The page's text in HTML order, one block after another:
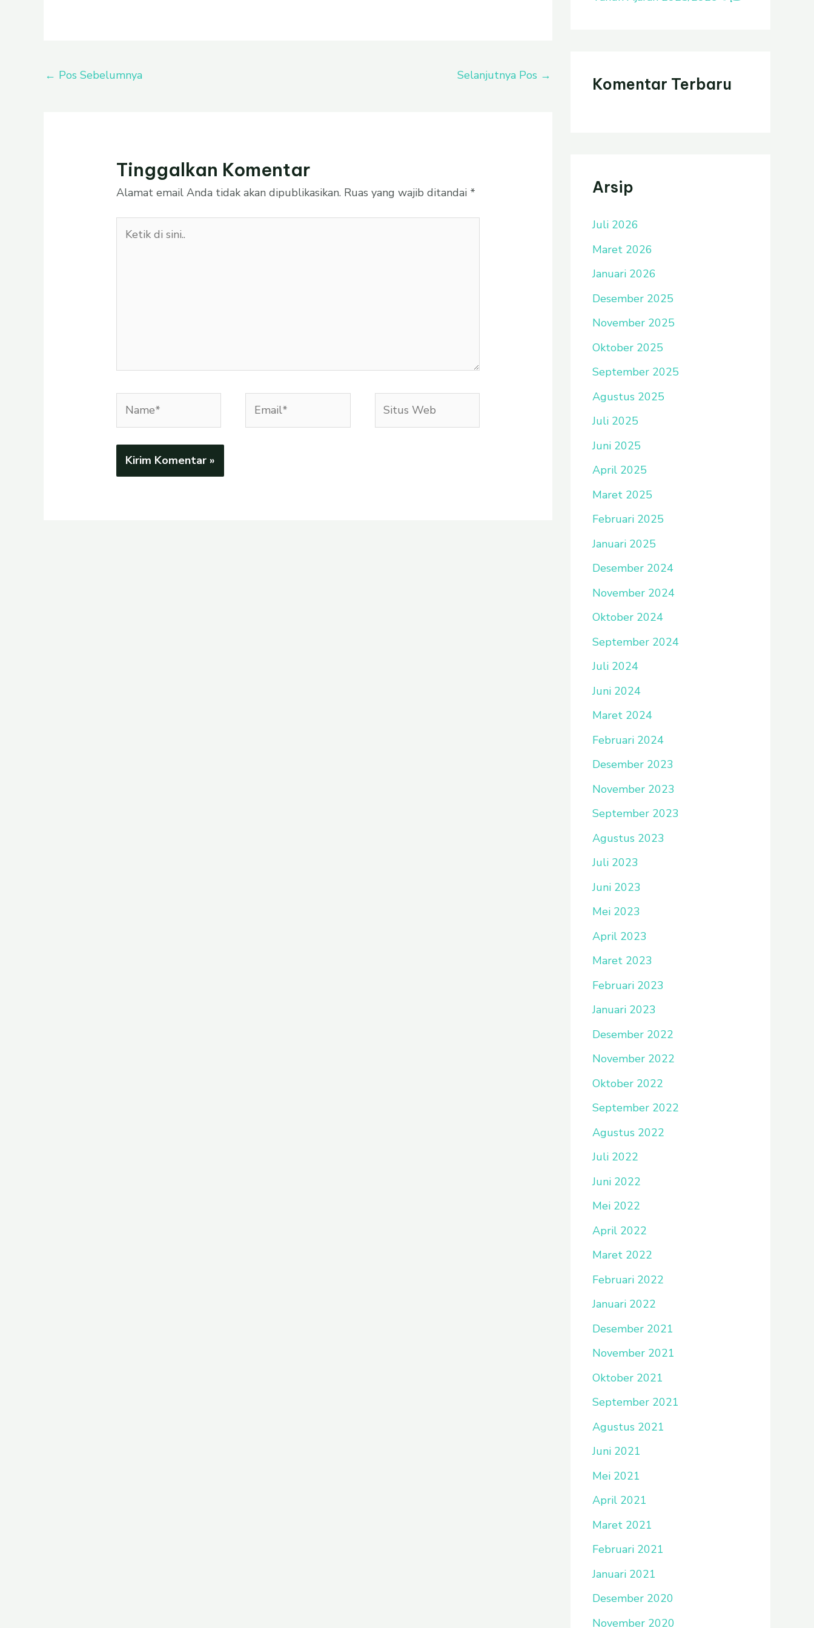
← Pos Sebelumnya Selanjutnya Pos →
Tinggalkan Komentar
Alamat email Anda tidak akan dipublikasikan. Ruas yang wajib ditandai *
Web
Komentar Terbaru
Arsip
Juli 2026
Maret 2026
Januari 2026
Desember 2025
November 2025
Oktober 2025
September 2025
Agustus 2025
Juli 2025
Juni 2025
April 2025
Maret 2025
Februari 2025
Januari 2025
Desember 2024
November 2024
Oktober 2024
September 2024
Juli 2024
Juni 2024
Maret 2024
Februari 2024
Desember 2023
November 2023
September 2023
Agustus 2023
Juli 2023
Juni 2023
Mei 2023
April 2023
Maret 2023
Februari 2023
Januari 2023
Desember 2022
November 2022
Oktober 2022
September 2022
Agustus 2022
Juli 2022
Juni 2022
Mei 2022
April 2022
Maret 2022
Februari 2022
Januari 2022
Desember 2021
November 2021
Oktober 2021
September 2021
Agustus 2021
Juni 2021
Mei 2021
April 2021
Maret 2021
Februari 2021
Januari 2021
Desember 2020
November 2020